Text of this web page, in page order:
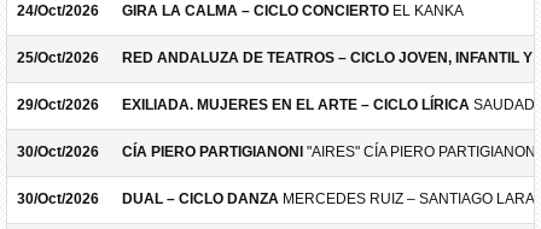
24/Oct/2026 GIRA LA CALMA – CICLO CONCIERTO EL KANKA
25/Oct/2026 RED ANDALUZA DE TEATROS – CICLO JOVEN, INFANTIL Y
29/Oct/2026 EXILIADA. MUJERES EN EL ARTE – CICLO LÍRICA
30/Oct/2026 CÍA PIERO PARTIGIANONI "AIRES" CÍA PIERO PARTIGIANONI
30/Oct/2026 DUAL – CICLO DANZA MERCEDES RUIZ – SANTIAGO LARA